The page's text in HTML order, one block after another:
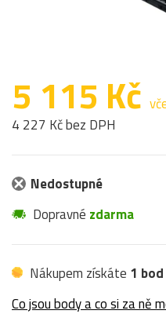
5 115 Kč
4 227 Kč bez DPH
Nedostupné
Dopravné zdarma
Nákupem získáte 1 bod
Co jsou body a co si za ně